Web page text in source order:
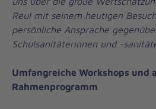
Reul mit seinem heutigen
persönliche Ansprache
Schulsanitäterinnen und -
Umfangreiche Workshops und
Rahmenprogramm